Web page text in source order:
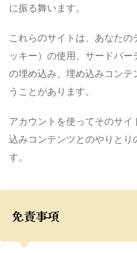
に振る舞います。
これらのサイトは、あなた
ッキー）の使用、サードパ
の埋め込み、埋め込みコン
うことがあります。
アカウントを使ってそのサ
込みコンテンツとのやりとり
す。
免責事項